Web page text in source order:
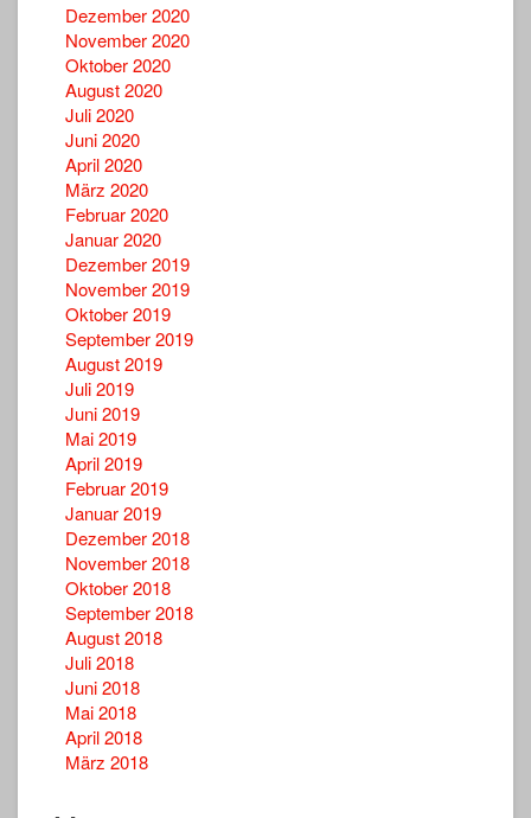
Dezember 2020
November 2020
Oktober 2020
August 2020
Juli 2020
Juni 2020
April 2020
März 2020
Februar 2020
Januar 2020
Dezember 2019
November 2019
Oktober 2019
September 2019
August 2019
Juli 2019
Juni 2019
Mai 2019
April 2019
Februar 2019
Januar 2019
Dezember 2018
November 2018
Oktober 2018
September 2018
August 2018
Juli 2018
Juni 2018
Mai 2018
April 2018
März 2018